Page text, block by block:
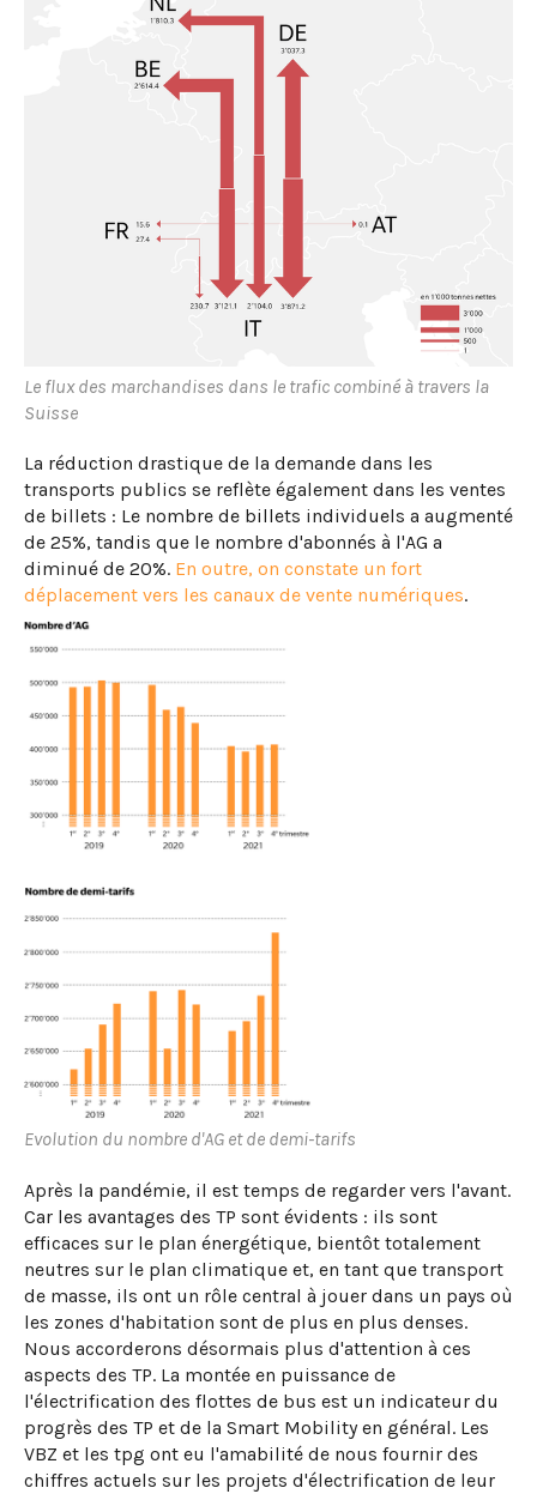
Le flux des marchandises dans le trafic combiné à travers la
Suisse
La réduction drastique de la demande dans les
transports publics se reflète également dans les ventes
de billets : Le nombre de billets individuels a augmenté
de 25%, tandis que le nombre d'abonnés à l'AG a
diminué de 20%. En outre, on constate un fort
déplacement vers les canaux de vente numériques.
Evolution du nombre d'AG et de demi-tarifs
Après la pandémie, il est temps de regarder vers l'avant.
Car les avantages des TP sont évidents : ils sont
efficaces sur le plan énergétique, bientôt totalement
neutres sur le plan climatique et, en tant que transport
de masse, ils ont un rôle central à jouer dans un pays où
les zones d'habitation sont de plus en plus denses.
Nous accorderons désormais plus d'attention à ces
aspects des TP. La montée en puissance de
l'électrification des flottes de bus est un indicateur du
progrès des TP et de la Smart Mobility en général. Les
VBZ et les tpg ont eu l'amabilité de nous fournir des
chiffres actuels sur les projets d'électrification de leur